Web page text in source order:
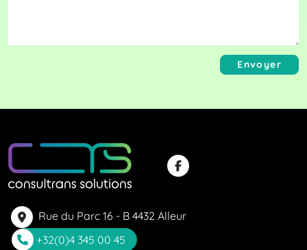
Envoyer
Rue du Parc 16 - B 4432 Alleur
+32(0)4 345 00 45